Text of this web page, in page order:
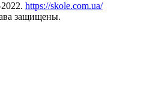
https://skole.com.ua/
защищены.